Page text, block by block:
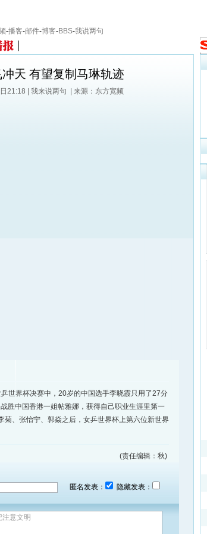
-播客-邮件-博客-BBS-我说两句
天 有望复制马琳轨迹
21:18 | 我来说两句
| 来源：东方宽频
界杯决赛中，20岁的中国选手李晓霞只用了27分
胜中国香港一姐帖雅娜，获得自己职业生涯里第一
菊、张怡宁、郭焱之后，女乒世界杯上第六位新世界
(责任编辑：秋)
匿名发表： 隐藏发表：